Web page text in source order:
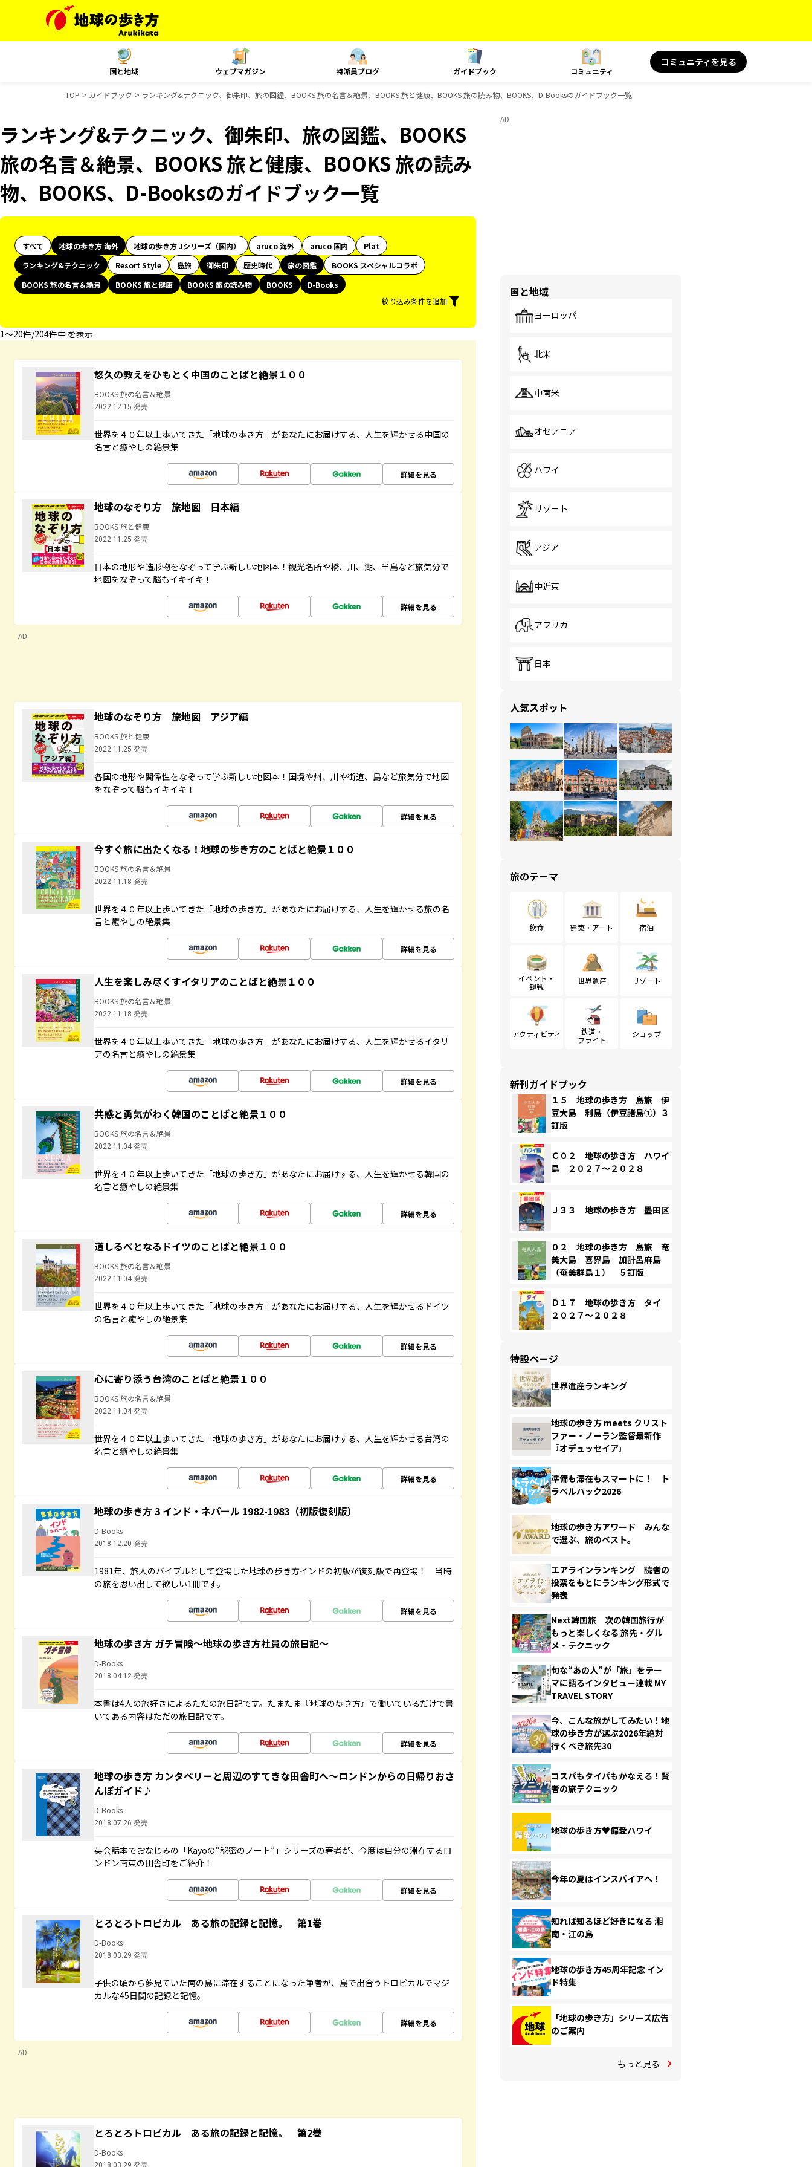
国と地域 ウェブマガジン 特派員ブログ ガイドブック コミュニティ
コミュニティを見る
TOP ガイドブック ランキング&テクニック、御朱印、旅の図鑑、BOOKS 旅の名言＆絶景、BOOKS 旅と健康、BOOKS 旅の読み物、BOOKS、D-Booksのガイドブック一覧
ランキング&テクニック、御朱印、旅の図鑑、BOOKS
旅の名言＆絶景、BOOKS 旅と健康、BOOKS 旅の読み
物、BOOKS、D-Booksのガイドブック一覧
すべて 地球の歩き方 海外 地球の歩き方 Jシリーズ（国内） aruco 海外 aruco 国内
Plat
ランキング&テクニック
Resort Style 島旅 御朱印 歴史時代 旅の図鑑
BOOKS スペシャルコラボ
BOOKS 旅の名言＆絶景
BOOKS 旅と健康 BOOKS 旅の読み物 BOOKS
D-Books
絞り込み条件を追加
1〜20件/204件中 を表示
悠久の教えをひもとく中国のことばと絶景１００
BOOKS 旅の名言＆絶景
2022.12.15 発売
世界を４０年以上歩いてきた「地球の歩き方」があなたにお届けする、人生を輝かせる中国の
名言と癒やしの絶景集
詳細を見る
地球のなぞり方 旅地図 日本編
BOOKS 旅と健康
2022.11.25 発売
日本の地形や造形物をなぞって学ぶ新しい地図本！観光名所や橋、川、湖、半島など旅気分で
地図をなぞって脳もイキイキ！
詳細を見る
AD
地球のなぞり方 旅地図 アジア編
BOOKS 旅と健康
2022.11.25 発売
各国の地形や関係性をなぞって学ぶ新しい地図本！国境や州、川や街道、島など旅気分で地図
をなぞって脳もイキイキ！
詳細を見る
今すぐ旅に出たくなる！地球の歩き方のことばと絶景１００
BOOKS 旅の名言＆絶景
2022.11.18 発売
世界を４０年以上歩いてきた「地球の歩き方」があなたにお届けする、人生を輝かせる旅の名
言と癒やしの絶景集
詳細を見る
人生を楽しみ尽くすイタリアのことばと絶景１００
BOOKS 旅の名言＆絶景
2022.11.18 発売
世界を４０年以上歩いてきた「地球の歩き方」があなたにお届けする、人生を輝かせるイタリ
アの名言と癒やしの絶景集
詳細を見る
共感と勇気がわく韓国のことばと絶景１００
BOOKS 旅の名言＆絶景
2022.11.04 発売
世界を４０年以上歩いてきた「地球の歩き方」があなたにお届けする、人生を輝かせる韓国の
名言と癒やしの絶景集
詳細を見る
道しるべとなるドイツのことばと絶景１００
BOOKS 旅の名言＆絶景
2022.11.04 発売
世界を４０年以上歩いてきた「地球の歩き方」があなたにお届けする、人生を輝かせるドイツ
の名言と癒やしの絶景集
詳細を見る
心に寄り添う台湾のことばと絶景１００
BOOKS 旅の名言＆絶景
2022.11.04 発売
世界を４０年以上歩いてきた「地球の歩き方」があなたにお届けする、人生を輝かせる台湾の
名言と癒やしの絶景集
詳細を見る
地球の歩き方 3 インド・ネパール 1982-1983（初版復刻版）
D-Books
2018.12.20 発売
1981年、旅人のバイブルとして登場した地球の歩き方インドの初版が復刻版で再登場！ 当時
の旅を思い出して欲しい1冊です。
詳細を見る
地球の歩き方 ガチ冒険～地球の歩き方社員の旅日記～
D-Books
2018.04.12 発売
本書は4人の旅好きによるただの旅日記です。たまたま『地球の歩き方』で働いているだけで書
いてある内容はただの旅日記です。
詳細を見る
地球の歩き方 カンタベリーと周辺のすてきな田舎町へ～ロンドンからの日帰りおさ
んぽガイド♪
D-Books
2018.07.26 発売
英会話本でおなじみの「Kayoの“秘密のノート”」シリーズの著者が、今度は自分の滞在するロ
ンドン南東の田舎町をご紹介！
詳細を見る
とろとろトロピカル ある旅の記録と記憶。 第1巻
D-Books
2018.03.29 発売
子供の頃から夢見ていた南の島に滞在することになった筆者が、島で出合うトロピカルでマジ
カルな45日間の記録と記憶。
詳細を見る
AD
とろとろトロピカル ある旅の記録と記憶。 第2巻
D-Books
2018.03.29 発売
AD
国と地域
ヨーロッパ
北米
中南米
オセアニア
ハワイ
リゾート
アジア
中近東
アフリカ
日本
人気スポット
旅のテーマ
飲食 建築・アート 宿泊
イベント・
観戦
世界遺産 リゾート
アクティビティ
鉄道・
フライト
ショップ
新刊ガイドブック
１５ 地球の歩き方 島旅 伊
豆大島 利島（伊豆諸島①）３
訂版
Ｃ０２ 地球の歩き方 ハワイ
島 ２０２７～２０２８
Ｊ３３ 地球の歩き方 墨田区
０２ 地球の歩き方 島旅 奄
美大島 喜界島 加計呂麻島
（奄美群島１） ５訂版
Ｄ１７ 地球の歩き方 タイ
２０２７～２０２８
特設ページ
世界遺産ランキング
地球の歩き方 meets クリスト
ファー・ノーラン監督最新作
『オデュッセイア』
準備も滞在もスマートに！ ト
ラベルハック2026
地球の歩き方アワード みんな
で選ぶ、旅のベスト。
エアラインランキング 読者の
投票をもとにランキング形式で
発表
Next韓国旅 次の韓国旅行が
もっと楽しくなる 旅先・グル
メ・テクニック
旬な“あの人”が「旅」をテー
マに語るインタビュー連載 MY
TRAVEL STORY
今、こんな旅がしてみたい！地
球の歩き方が選ぶ2026年絶対
行くべき旅先30
コスパもタイパもかなえる！賢
者の旅テクニック
地球の歩き方♥偏愛ハワイ
今年の夏はインスパイアへ！
知れば知るほど好きになる 湘
南・江の島
地球の歩き方45周年記念 イン
ド特集
「地球の歩き方」シリーズ広告
のご案内
もっと見る